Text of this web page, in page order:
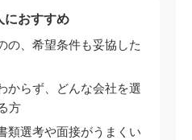
におすすめ
の、希望条件も妥協した
からず、どんな会社を選
方
類選考や面接がうまくい